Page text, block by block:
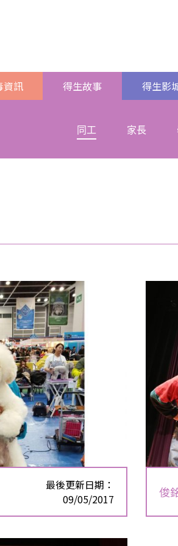
資訊 得生故事 得生影
同工 家長
最後更新日期：
09/05/2017
俊